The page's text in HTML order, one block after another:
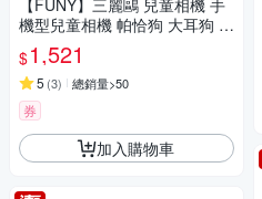
【FUNY】三麗鷗 兒童相機 手
機型兒童相機 帕恰狗 大耳狗 酷
洛米
$1,521
5 (3) 總銷量>50
券
加入購物車